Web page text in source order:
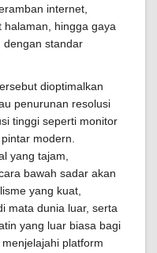
internet,
hingga gaya
dengan standar
dioptimalkan
penurunan resolusi
tinggi seperti monitor
modern.
yang tajam,
bawah sadar akan
yang kuat,
mata dunia luar, serta
yang luar biasa bagi
platform